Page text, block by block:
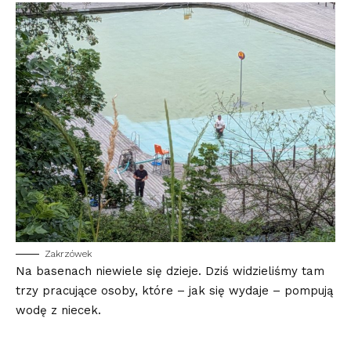
Zakrzówek
Na basenach niewiele się dzieje. Dziś widzieliśmy tam
trzy pracujące osoby, które – jak się wydaje – pompują
wodę z niecek.